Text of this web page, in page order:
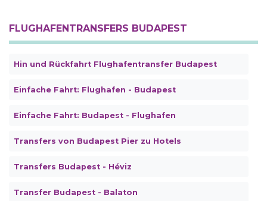
FLUGHAFENTRANSFERS BUDAPEST
Hin und Rückfahrt Flughafentransfer Budapest
Einfache Fahrt: Flughafen - Budapest
Einfache Fahrt: Budapest - Flughafen
Transfers von Budapest Pier zu Hotels
Transfers Budapest - Héviz
Transfer Budapest - Balaton